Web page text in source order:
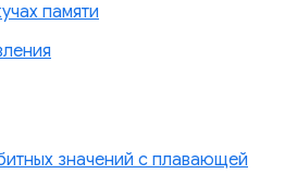
памяти
значений с плавающей